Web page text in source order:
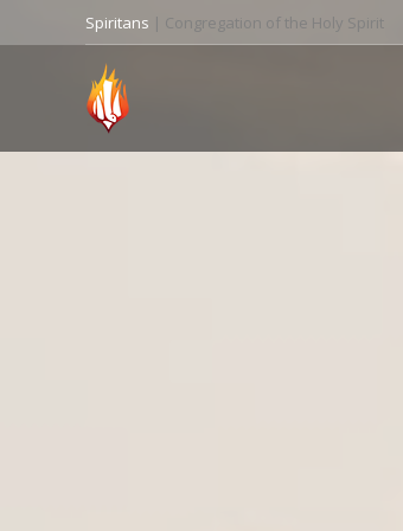
Spiritans | Congregation of the Holy Spirit